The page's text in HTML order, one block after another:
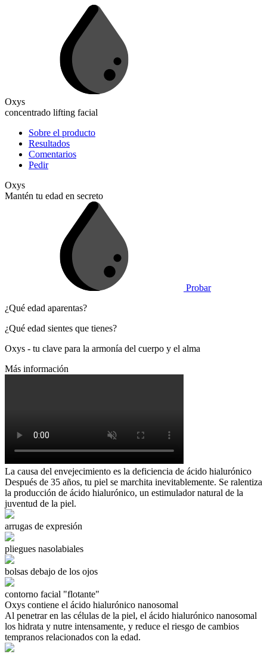
Oxys
concentrado lifting facial
Sobre el producto
Resultados
Comentarios
Pedir
Oxys
Mantén tu edad en secreto
Probar
¿Qué edad aparentas?
¿Qué edad sientes que tienes?
Oxys - tu clave para la armonía del cuerpo y el alma
Más información
La causa del envejecimiento es la deficiencia de ácido hialurónico
Después de 35 años, tu piel se marchita inevitablemente. Se ralentiza
la producción de ácido hialurónico, un estimulador natural de la
juventud de la piel.
arrugas de expresión
pliegues nasolabiales
bolsas debajo de los ojos
contorno facial "flotante"
Oxys contiene el ácido hialurónico nanosomal
Al penetrar en las células de la piel, el ácido hialurónico nanosomal
los hidrata y nutre intensamente, y reduce el riesgo de cambios
tempranos relacionados con la edad.